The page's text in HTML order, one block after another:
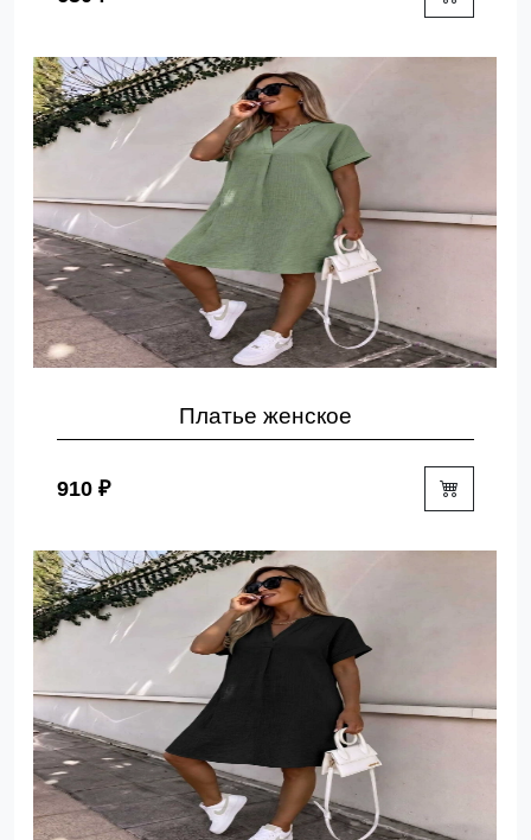
Платье женское
910 ₽